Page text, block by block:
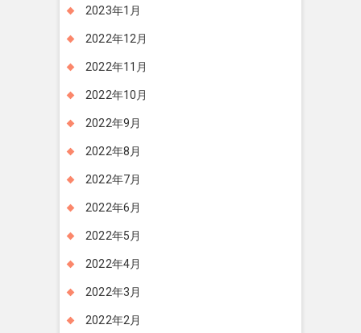
2023年1月
2022年12月
2022年11月
2022年10月
2022年9月
2022年8月
2022年7月
2022年6月
2022年5月
2022年4月
2022年3月
2022年2月